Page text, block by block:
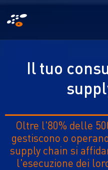
al
contenuto
Il tuo cons
suppl
Oltre l'80% delle
gestiscono o
supply chain si
l'esecuzione dei